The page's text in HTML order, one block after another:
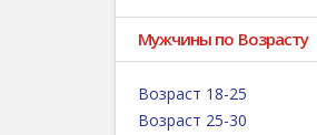
Мужчины по Возрасту
Возраст 18-25
Возраст 25-30